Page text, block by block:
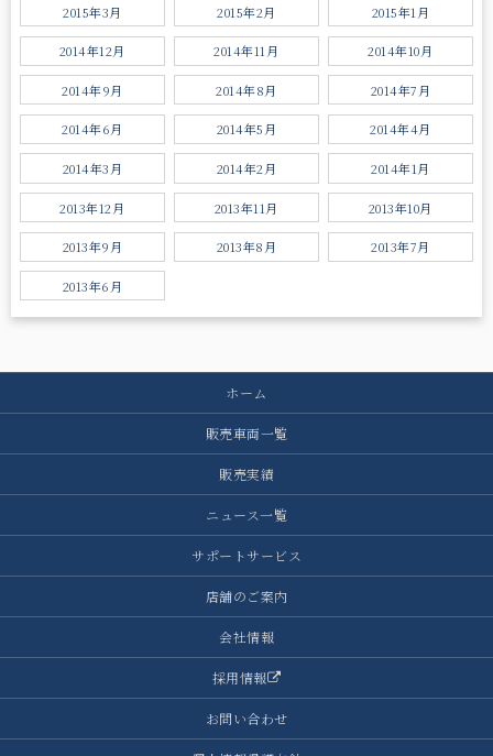
2015年3月 2015年2月 2015年1月
2014年12月 2014年11月 2014年10月
2014年9月 2014年8月 2014年7月
2014年6月 2014年5月 2014年4月
2014年3月 2014年2月 2014年1月
2013年12月 2013年11月 2013年10月
2013年9月 2013年8月 2013年7月
2013年6月
ホーム
販売車両一覧
販売実績
ニュース一覧
サポートサービス
店舗のご案内
会社情報
採用情報
お問い合わせ